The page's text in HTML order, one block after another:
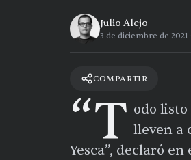
Julio Alejo
3 de diciembre de 2021
COMPARTIR
“T odo
lleven a
Yesca”, declaró